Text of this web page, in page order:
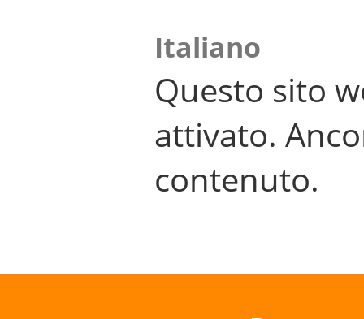
Italiano
Questo sito
attivato.
contenuto.